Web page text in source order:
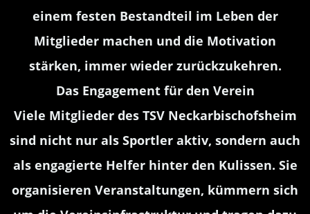
einem festen Bestandteil im Leben der
Mitglieder machen und die Motivation
stärken, immer wieder zurückzukehren.
Das Engagement für den Verein
Viele Mitglieder des TSV Neckarbischofsheim
sind nicht nur als Sportler aktiv, sondern auch
als engagierte Helfer hinter den Kulissen. Sie
organisieren Veranstaltungen, kümmern sich